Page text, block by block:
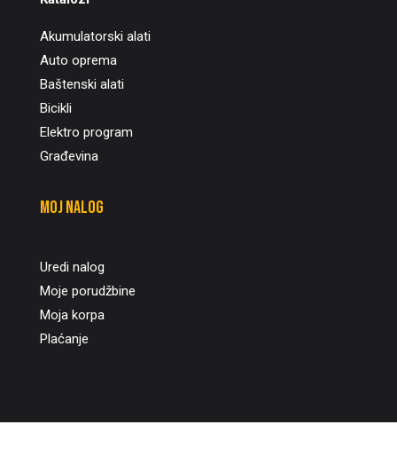
Akumulatorski alati
Auto oprema
Baštenski alati
Bicikli
Elektro program
Građevina
Moj nalog
Uredi nalog
Moje porudžbine
Moja korpa
Plaćanje